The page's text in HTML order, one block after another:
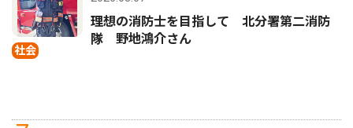
社会
理想の消防士を目指して 北分署第二消防
隊 野地鴻介さん